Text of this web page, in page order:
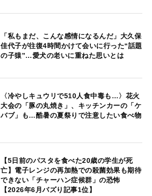
「私もまだ、こんな感情になるんだ」大久保
佳代子が往復4時間かけて会いに行った“話題
の子猿”…愛犬の老いに重ねた思いとは
〈冷やしキュウリで510人食中毒も…〉花火
大会の「豚の丸焼き」、キッチンカーの「ケ
バブ」も…酷暑の夏祭りで注意したい食べ物
【5日前のパスタを食べた20歳の学生が死
亡】電子レンジの再加熱での殺菌効果も期待
できない「チャーハン症候群」の恐怖
【2026年6月バズり記事1位】